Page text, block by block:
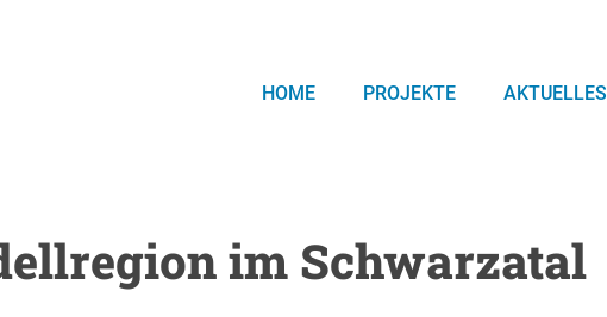
HOME PROJEKTE AKTUELLES
im Schwarzatal